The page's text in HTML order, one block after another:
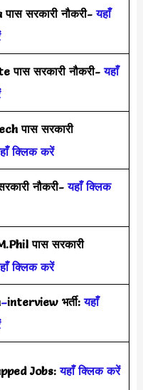
सरकारी नौकरी- यहाँ
पास सरकारी नौकरी- यहाँ
पास सरकारी
क्लिक करें
नौकरी- यहाँ क्लिक
पास सरकारी
क्लिक करें
–interview भर्ती:यहाँ
Jobs:यहाँ क्लिक करें